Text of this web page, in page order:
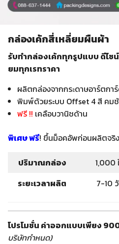
กล่องเค้กสี่เหลี่ยมผืนผ้า
รับทำกล่องเค้กทุกรูปแบบ ดีไซ
ยมทุกเรทราคา
ผลิตกล่องจากกระดาษอาร์ตก
พิมพ์ด้วยระบบ Offset 4 สี คม
ฟรี !! เคลือบวานิชด้าน
พิเศษ ฟรี! ขึ้นม็อคอัพก่อนผลิตจริง
ปริมาณกล่อง 1,000
ระยะเวลาผลิต
7-10
โปรโมชั่น ค่าออกแบบเพียง
บริษัทกำหนด)